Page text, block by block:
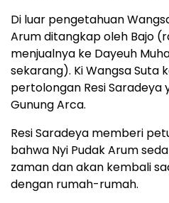
Di luar pengetahuan
Arum ditangkap oleh Bajo
menjualnya ke Dayeuh
sekarang). Ki Wangsa Suta
pertolongan Resi
Gunung Arca.
Resi Saradeya memberi
bahwa Nyi Pudak Arum
zaman dan akan kembali
dengan rumah-rumah.